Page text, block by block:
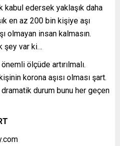
kabul edersek yaklaşık daha
en az 200 bin kişiye aşı
olmayan insan kalmasın.
şey var ki…
ölçüde artırılmalı.
korona aşısı olması şart.
durum bunu her geçen